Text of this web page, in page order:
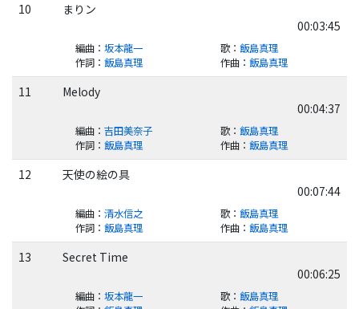
10
まりン
00:03:45
編曲： 坂本龍一 歌： 飯島真理
作詞： 飯島真理 作曲： 飯島真理
11
Melody
00:04:37
編曲： 吉田美奈子 歌： 飯島真理
作詞： 飯島真理 作曲： 飯島真理
12
天使の絵の具
00:07:44
編曲： 清水信之 歌： 飯島真理
作詞： 飯島真理 作曲： 飯島真理
13
Secret Time
00:06:25
編曲： 坂本龍一 歌： 飯島真理